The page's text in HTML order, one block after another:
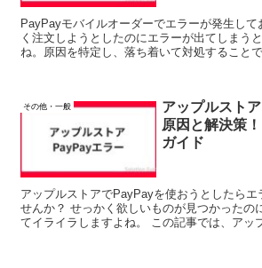
PayPayモバイルオーダーでエラーが発生し
く注文しようとしたのにエラーが出てしまう
ね。原因を特定し、落ち着いて対処すること
その他・一般
アップルスト
原因と解決策
ガイド
アップルストアでPayPayを使おうとしたらエ
せんか？ せっかく欲しいものが見つかったの
てイライラしますよね。 この記事では、アッ